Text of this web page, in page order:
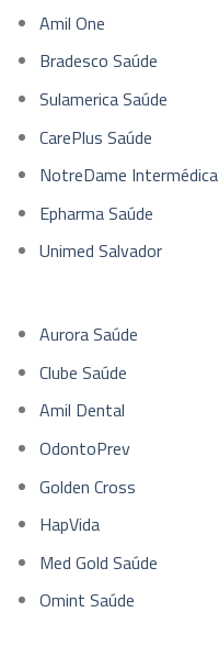
Amil One
Bradesco Saúde
Sulamerica Saúde
CarePlus Saúde
NotreDame Intermédica
Epharma Saúde
Unimed Salvador
Aurora Saúde
Clube Saúde
Amil Dental
OdontoPrev
Golden Cross
HapVida
Med Gold Saúde
Omint Saúde